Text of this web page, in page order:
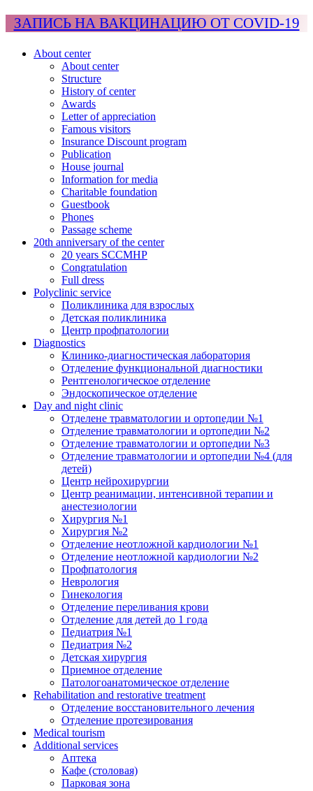
ЗАПИСЬ НА ВАКЦИНАЦИЮ ОТ COVID-19
About center
About center
Structure
History of center
Awards
Letter of appreciation
Famous visitors
Insurance Discount program
Publication
House journal
Information for media
Charitable foundation
Guestbook
Phones
Passage scheme
20th anniversary of the center
20 years SCCMHP
Congratulation
Full dress
Polyclinic service
Поликлиника для взрослых
Детская поликлиника
Центр профпатологии
Diagnostics
Клинико-диагностическая лаборатория
Отделение функциональной диагностики
Рентгенологическое отделение
Эндоскопическое отделение
Day and night clinic
Отделене травматологии и ортопедии №1
Отделение травматологии и ортопедии №2
Отделение травматологии и ортопедии №3
Отделение травматологии и ортопедии №4 (для
детей)
Центр нейрохирургии
Центр реанимации, интенсивной терапии и
анестезиологии
Хирургия №1
Хирургия №2
Отделение неотложной кардиологии №1
Отделение неотложной кардиологии №2
Профпатология
Неврология
Гинекология
Отделение переливания крови
Отделение для детей до 1 года
Педиатрия №1
Педиатрия №2
Детская хирургия
Приемное отделение
Патологоанатомическое отделение
Rehabilitation and restorative treatment
Отделение восстановительного лечения
Отделение протезирования
Medical tourism
Additional services
Аптека
Кафе (столовая)
Парковая зона